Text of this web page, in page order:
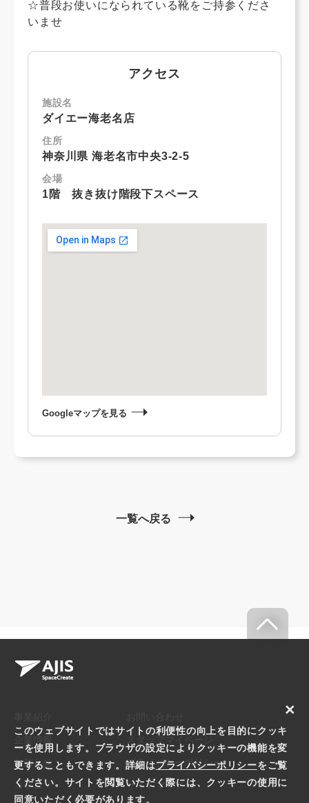
☆普段お使いになられている靴をご持参くださ
いませ
アクセス
施設名
ダイエー海老名店
住所
神奈川県 海老名市中央3-2-5
会場
1階 抜き抜け階段下スペース
Googleマップを見る
一覧へ戻る
お知らせ
コラム
プライバシーポリシー
サイトマップ
このウェブサイトではサイトの利便性の向上を目的にクッキ
ーを使用します。ブラウザの設定によりクッキーの機能を変
更することもできます。詳細はプライバシーポリシーをご覧
ください。サイトを閲覧いただく際には、クッキーの使用に
同意いただく必要があります。
×